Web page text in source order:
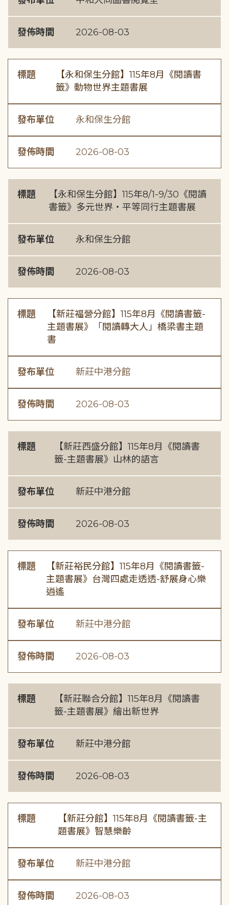
發佈時間 2026-08-03
標題
【永和保生分館】115年8月《閱讀書
籤》動物世界主題書展
發布單位 永和保生分館
發佈時間 2026-08-03
標題
【永和保生分館】115年8/1-9/30《閱讀
書籤》多元世界・平等同行主題書展
發布單位 永和保生分館
發佈時間 2026-08-03
標題
【新莊福營分館】115年8月《閱讀書籤-
主題書展》「閱讀轉大人」橋梁書主題
書
發布單位 新莊中港分館
發佈時間 2026-08-03
標題
【新莊西盛分館】115年8月《閱讀書
籤-主題書展》山林的語言
發布單位 新莊中港分館
發佈時間 2026-08-03
標題
【新莊裕民分館】115年8月《閱讀書籤-
主題書展》台灣四處走透透-舒展身心樂
逍遙
發布單位 新莊中港分館
發佈時間 2026-08-03
標題
【新莊聯合分館】115年8月《閱讀書
籤-主題書展》繪出新世界
發布單位 新莊中港分館
發佈時間 2026-08-03
標題
【新莊分館】115年8月《閱讀書籤-主
題書展》智慧樂齡
發布單位 新莊中港分館
發佈時間 2026-08-03